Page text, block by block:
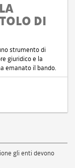
DI
strumento di
giuridico e la
emanato il bando.
gli enti devono